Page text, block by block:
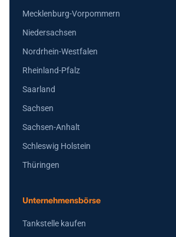
Mecklenburg-Vorpommern
Niedersachsen
Nordrhein-Westfalen
Rheinland-Pfalz
Saarland
Sachsen
Sachsen-Anhalt
Schleswig Holstein
Thüringen
Unternehmensbörse
Tankstelle kaufen